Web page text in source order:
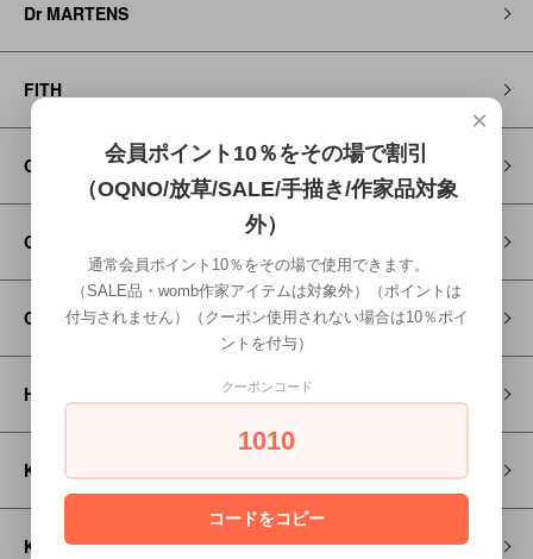
Dr MARTENS
FITH
Go to Hollywood
GRAMICCI
GROOVY COLORS
HOSO
KAPITAL
KEEN
×
会員ポイント10％をその場で割引
（OQNO/放草/SALE/手描き/作家品対象
外）
通常会員ポイント10％をその場で使用できます。
（SALE品・womb作家アイテムは対象外）（ポイントは
付与されません）（クーポン使用されない場合は10％ポイ
ントを付与）
クーポンコード
1010
コードをコピー